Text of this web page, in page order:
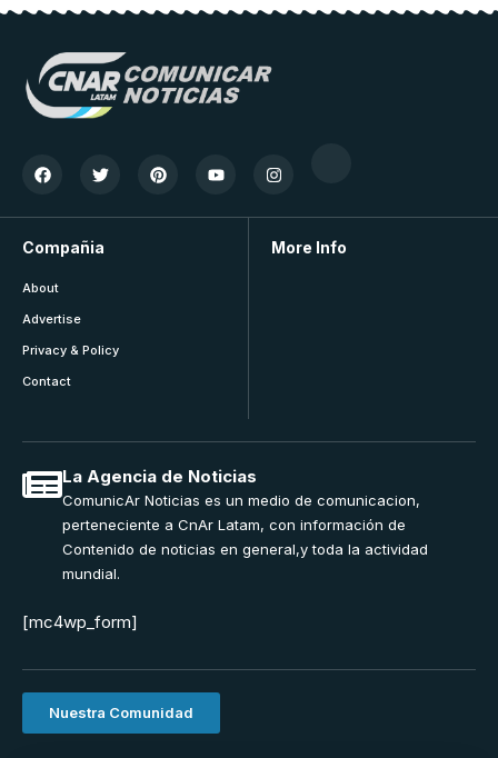
Compañia
About
Advertise
Privacy & Policy
Contact
More Info
La Agencia de Noticias
ComunicAr Noticias es un medio de comunicacion,
perteneciente a CnAr Latam, con información de
Contenido de noticias en general,y toda la actividad
mundial.
[mc4wp_form]
Nuestra Comunidad